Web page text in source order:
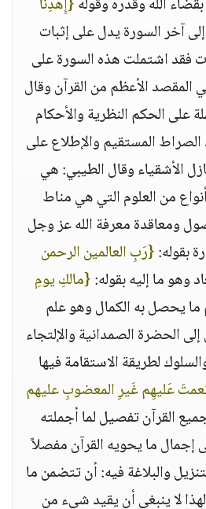
الله وقدره وقوله {‏إِهدِنا
‏ إلى آخر السورة يدل على إثبات
فقد اشتملت هذه السورة على
المقصد الأعظم من القرآن وقال
على الحكم النظرية والأحكام
المستقيم والإطلاع على
الأشقياء وقال الطيبي‏:‏ هي
من العلوم التي هي مناط
ومعاقدة معرفة الله عز وجل
بقوله‏:‏ {‏رَبِ العالمين الرحمن
وهو ما إليه بقوله‏:‏ {‏مالكِ يومِ
ما يحصل به الكمال وهو علم
الحضرة الصمدانية والإلتجاء
لطريقة الاستقامة فيها
عَليهِم غَيرِ المعضوبِ عليهم
القرآن تفصيل لما أجملته
إجمال ما يحويه القرآن مفصلاً
والبلاغة فيه‏:‏ أن تتضمن ما
لا ينبغي أن يقيد شيء من